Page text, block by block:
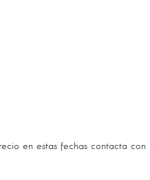
en estas fechas contacta con